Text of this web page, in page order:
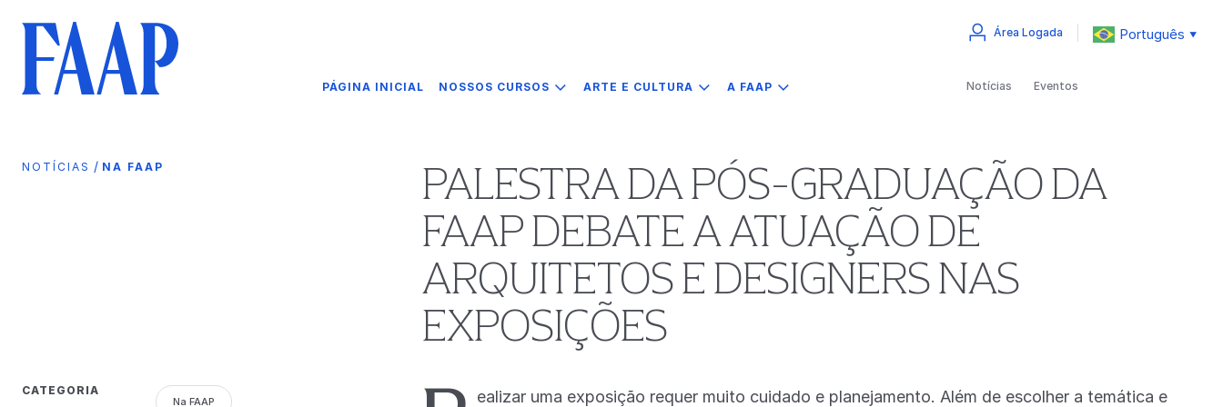
PÁGINA INICIAL NOSSOS CURSOS ARTE E CULTURA A FAAP
Área Logada Português ▼
Notícias Eventos
NOTÍCIAS / NA FAAP
PALESTRA DA PÓS-GRADUAÇÃO DA
FAAP DEBATE A ATUAÇÃO DE
ARQUITETOS E DESIGNERS NAS
EXPOSIÇÕES
CATEGORIA
Na FAAP ealizar uma exposição requer muito cuidado e planejamento. Além de escolher a temática e